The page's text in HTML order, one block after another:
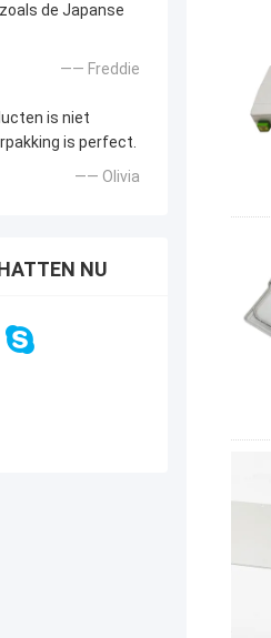
de Japanse
—— Freddie
is niet
is perfect.
—— Olivia
NU